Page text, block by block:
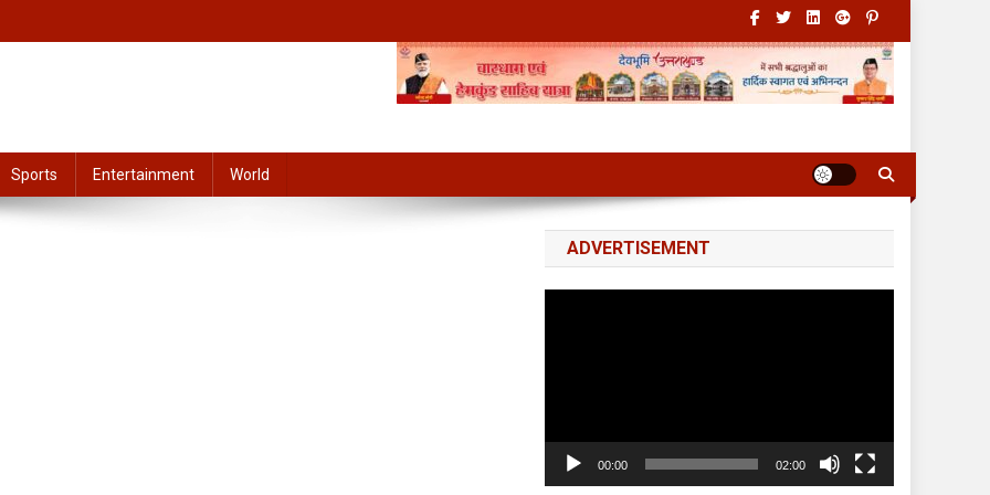
Sports Entertainment World
ADVERTISEMENT
00:00 02:00